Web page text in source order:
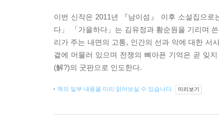
이번 신작은 2011년 『남이섬』 이후 소설집으
다」 「가을하다」는 김유정과 황순원을 기리며
리가 주는 내면의 고통, 인간의 선과 악에 대한 서
곁에 머물러 있으며 전쟁의 뼈아픈 기억은 곧 잊
(解?)의 굿판으로 인도한다.
책의 일부 내용을 미리 읽어보실 수 있습니다. 미리보기